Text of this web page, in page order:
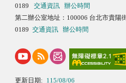
0189
交通資訊
辦公時間
第二辦公室地址：100006 台北市貴
0189 交通資訊 辦公時間
更新日期: 115/08/06